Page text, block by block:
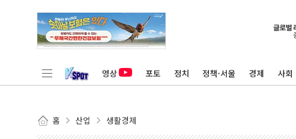
영상 포토 정치 정책·서울 경제 사회
홈 산업 생활경제